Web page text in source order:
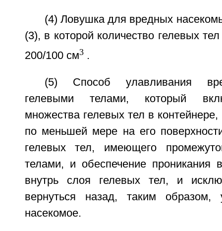
(4) Ловушка для вредных
(3), в которой количество гелевых
200/100 см3.
(5) Способ улавливания
гелевыми телами, который
множества гелевых тел в
по меньшей мере на его
гелевых тел, имеющего
телами, и обеспечение проникания
внутрь слоя гелевых тел, и
вернуться назад, таким образом,
насекомое.